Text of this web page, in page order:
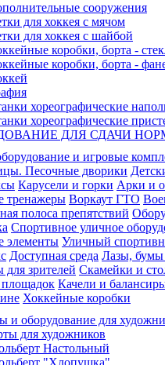
сооружения
для хоккея с мячом
для хоккея с шайбой
коробки, борта -
коробки, борта -
хореографические
хореографические
ДЛЯ СДАЧИ
и игровые
Песочные дворики
Карусели и горки Арки и
тренажеры Воркаут ГТО
полоса препятствий
Спортивное уличное
элементы Уличный
Доступная среда Лазы, бумы
для зрителей Скамейки и
площадок Качели и
Хоккейные коробки
и оборудование для
для художников
Настольный
"Хлопушка"